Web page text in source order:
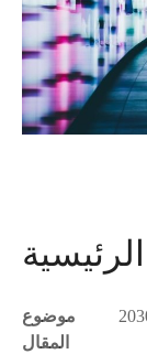
موضوع
المقال